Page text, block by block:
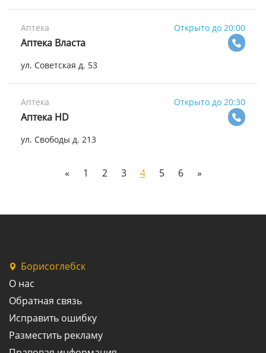
Аптека Открыто до 20:00
Аптека Власта
ул. Советская д. 53
Аптека Открыто до 20:30
Аптека HD
ул. Свободы д. 213
« 1 2 3 4 5 6 »
Борисоглебск
О нас
Обратная связь
Исправить ошибку
Разместить рекламу